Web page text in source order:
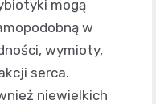
mogą
w
wymioty,
serca.
niewielkich